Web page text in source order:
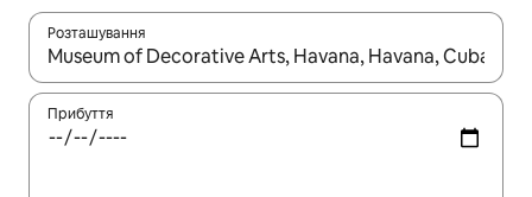
Розташування
Отримавши результати пошуку, використовуйте для
Прибуття